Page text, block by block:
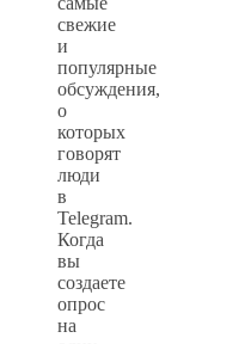
свежие
и
популярные
обсуждения,
о
которых
говорят
люди
в
Telegram.
Когда
вы
создаете
опрос
на